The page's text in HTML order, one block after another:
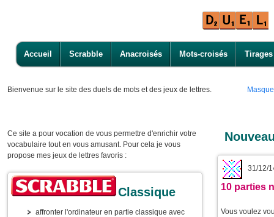
Accueil Scrabble Anacroisés Mots-croisés Tirages
Bienvenue sur le site des duels de mots et des jeux de lettres.
Ce site a pour vocation de vous permettre d'enrichir votre
vocabulaire tout en vous amusant. Pour cela je vous
propose mes jeux de lettres favoris :
Classique
affronter l'ordinateur en partie classique avec
31/12/
10 parties
Vous voulez